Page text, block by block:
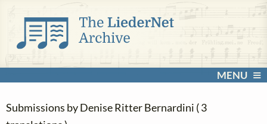
MENU
Submissions by Denise Ritter Bernardini ( 3